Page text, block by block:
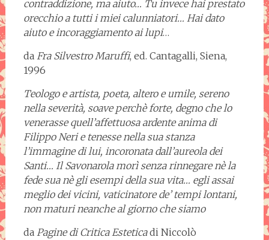
contraddizione, ma aiuto… Tu invece hai prestato
orecchio a tutti i miei calunniatori… Hai dato
aiuto e incoraggiamento ai lupi…
da Fra Silvestro Maruffi, ed. Cantagalli, Siena,
1996
Teologo e artista, poeta, altero e umile, sereno
nella severità, soave perchè forte, degno che lo
venerasse quell’affettuosa ardente anima di
Filippo Neri e tenesse nella sua stanza
l’immagine di lui, incoronata dall’aureola dei
Santi… Il Savonarola morì senza rinnegare nè la
fede sua nè gli esempi della sua vita… egli assai
meglio dei vicini, vaticinatore de’ tempi lontani,
non maturi neanche al giorno che siamo
da Pagine di Critica Esteticadi Niccolò